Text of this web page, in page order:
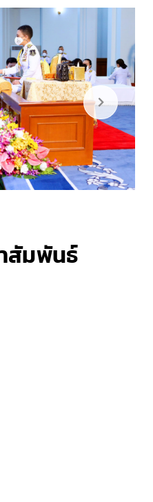
สัมพันธ์